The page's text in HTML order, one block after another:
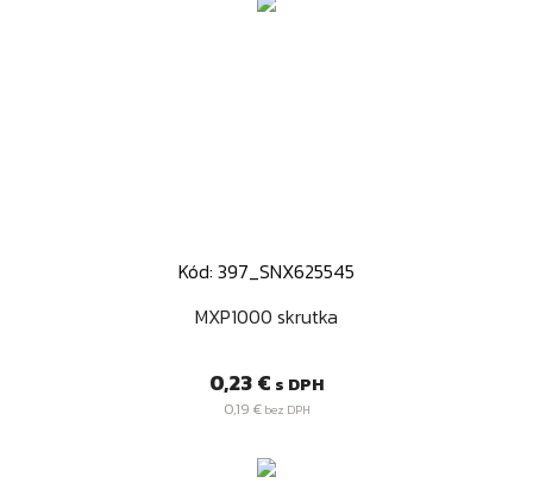
Kód: 397_SNX625545
MXP1000 skrutka
Cena
0,23 € s DPH
0,19 €bez DPH